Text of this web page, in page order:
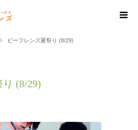
ビーフレンズ夏祭り (8/29)
(8/29)